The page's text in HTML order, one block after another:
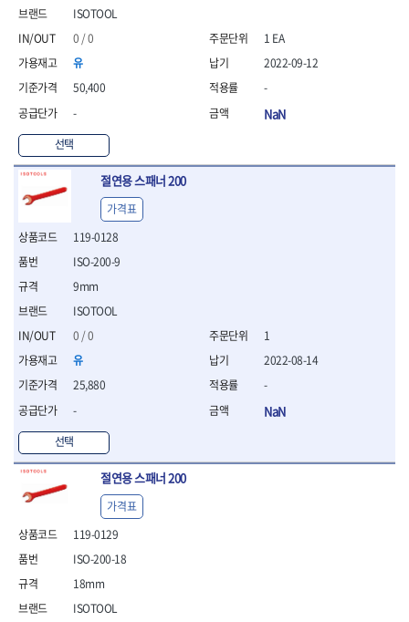
- 절연T렌치
- 절연소켓
- 절연별소켓
- 절연별비트소켓
- 절연육각비트소켓
- 절연토크렌치
- 절연콤비네이션렌치
- 절연링렌치
- 절연플라이어
- 절연전공칼
- 절연안전모
- 절연매트
- 방폭소켓
- 방폭콤비네이션렌치
- 방폭함마스패너
- 절연일자드라이버
- 절연드라이버세트
- 스트리퍼
- 라쳇케이블커터
- 자동스트리퍼
- 케이블스트리퍼
- 압착기
- 절연공구세트
- 절연비트홀다드라이버
- 방폭망치
- 절연L렌치
ISOTOOL
0 / 0
유
50,400
-
선택
1 EA
2022-09-12
-
NaN
절연용 스패너 200
119-0128
ISOTOOL
0 / 0
유
25,880
-
선택
ISO-200-9
9mm
가격표
1
2022-08-14
-
NaN
절연용 스패너 200
119-0129
ISOTOOL
ISO-200-18
18mm
가격표